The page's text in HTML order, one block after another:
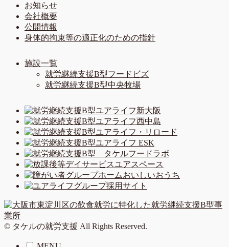
お知らせ
会社概要
公開情報
身体的拘束等の適正化のための指針
施設一覧
就労継続支援B型フードビズ
就労継続支援B型中央牧場
© タケルの就労支援 All Rights Reserved.